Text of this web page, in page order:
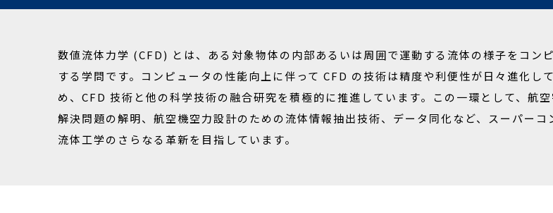
数値流体力学 (CFD) とは、ある対象物体の内部あるいは周囲で運動する流体の様子をコン
する学問です。コンピュータの性能向上に伴って CFD の技術は精度や利便性が日々進化し
め、CFD 技術と他の科学技術の融合研究を積極的に推進しています。この一環として、航
解決問題の解明、航空機空力設計のための流体情報抽出技術、データ同化など、スーパー
流体工学のさらなる革新を目指しています。